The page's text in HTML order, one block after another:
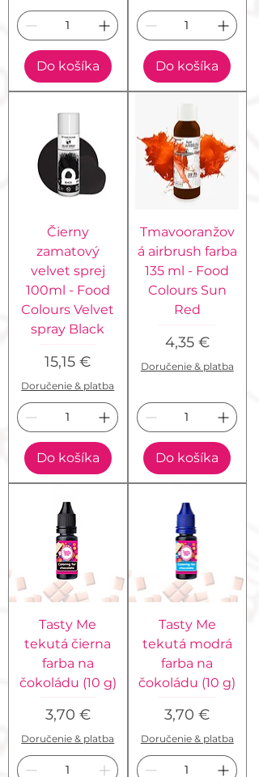
Do košíka Do košíka
Čierny
zamatový
velvet sprej
100ml - Food
Colours Velvet
spray Black
Cena
15,15 €
Doručenie & platba
Do košíka
Tmavooranžov
á airbrush farba
135 ml - Food
Colours Sun
Red
Cena
4,35 €
Doručenie & platba
Do košíka
Tasty Me
tekutá čierna
farba na
čokoládu (10 g)
Cena
3,70 €
Doručenie & platba
Tasty Me
tekutá modrá
farba na
čokoládu (10 g)
Cena
3,70 €
Doručenie & platba